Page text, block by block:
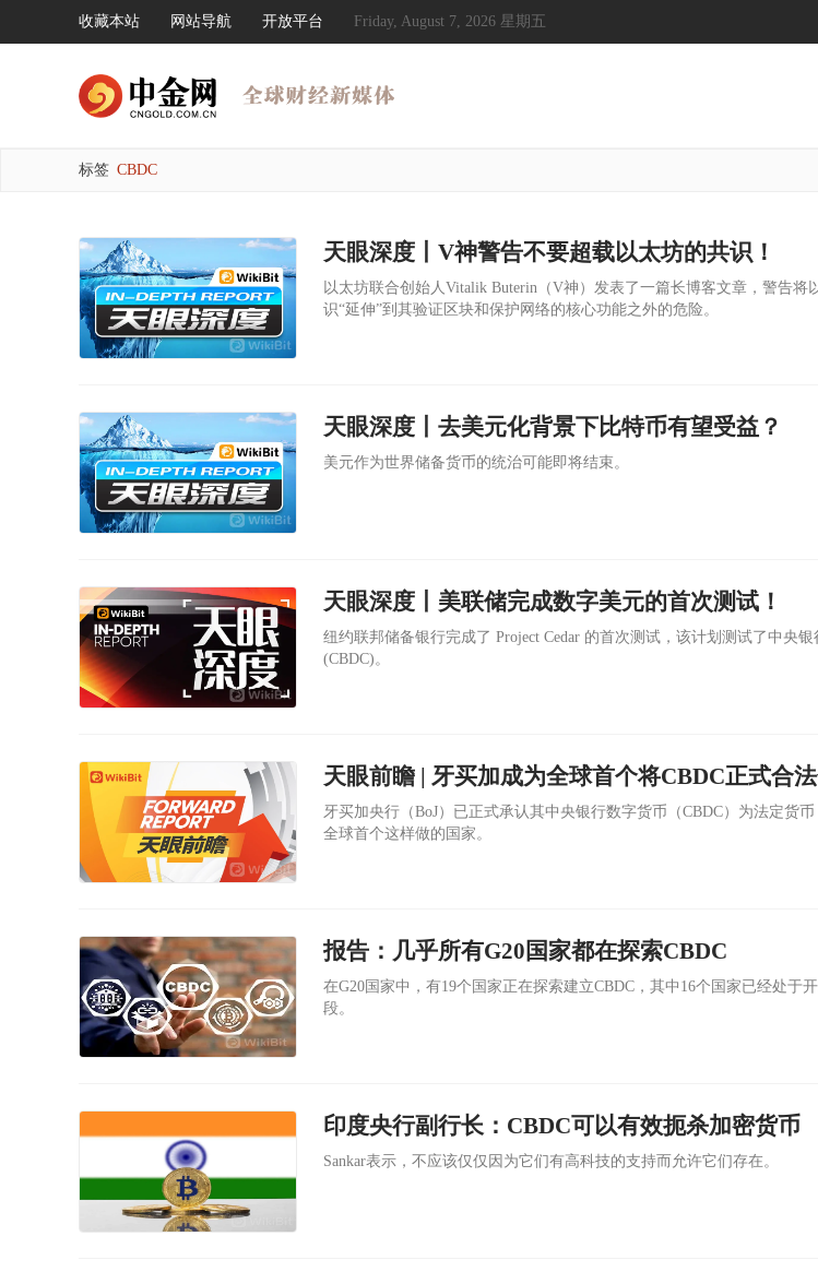
收藏本站 网站导航 开放平台 Friday, August 7, 2026 星期五
标签 CBDC
天眼深度丨V神警告不要超载以太坊的共识！
以太坊联合创始人Vitalik Buterin（V神）发表了一篇长博客文章，警告将
识“延伸”到其验证区块和保护网络的核心功能之外的危险。
天眼深度丨去美元化背景下比特币有望受益？
美元作为世界储备货币的统治可能即将结束。
天眼深度丨美联储完成数字美元的首次测试！
纽约联邦储备银行完成了 Project Cedar 的首次测试，该计划测试了中央银
(CBDC)。
天眼前瞻 | 牙买加成为全球首个将CBDC正式合
牙买加央行（BoJ）已正式承认其中央银行数字货币（CBDC）为法定货
全球首个这样做的国家。
报告：几乎所有G20国家都在探索CBDC
在G20国家中，有19个国家正在探索建立CBDC，其中16个国家已经处于
段。
印度央行副行长：CBDC可以有效扼杀加密货币
Sankar表示，不应该仅仅因为它们有高科技的支持而允许它们存在。